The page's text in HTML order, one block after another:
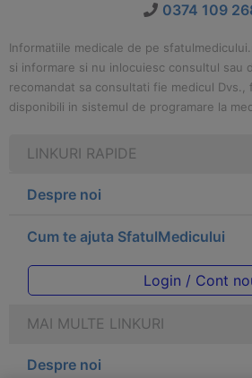
0374 109
Informatiile medicale de pe
si informare si nu inlocuiesc consultul sau
recomandat sa consultati fie medicul Dvs.,
disponibili in sistemul de programare la
LINKURI RAPIDE
Despre noi
Cum te ajuta SfatulMedicului
Login / Cont
MAI MULTE LINKURI
Despre noi